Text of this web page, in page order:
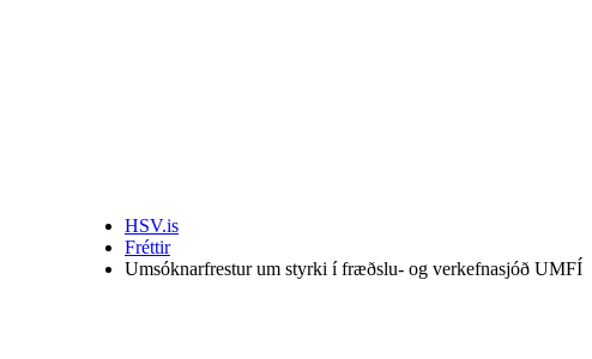
HSV.is
Fréttir
Umsóknarfrestur um styrki í fræðslu- og verkefnasjóð UMFÍ